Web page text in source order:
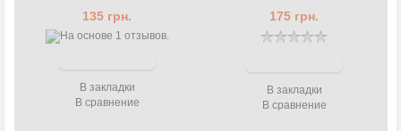
135 грн.
В закладки
В сравнение
175 грн.
В закладки
В сравнение